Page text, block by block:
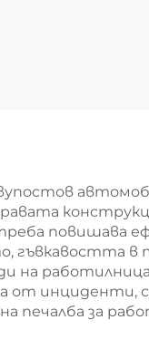
повишава
гъвкавостта
на
от инциденти,
печалба за